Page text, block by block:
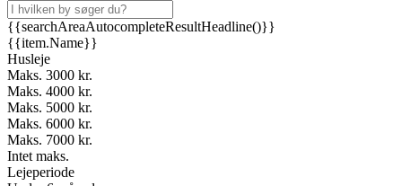
{{searchAreaAutocompleteResultHeadline()}}
{{item.Name}}
Husleje
Maks. 3000 kr.
Maks. 4000 kr.
Maks. 5000 kr.
Maks. 6000 kr.
Maks. 7000 kr.
Intet maks.
Lejeperiode